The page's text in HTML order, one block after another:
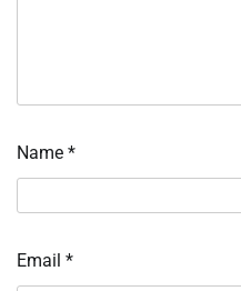
Name *
Email *